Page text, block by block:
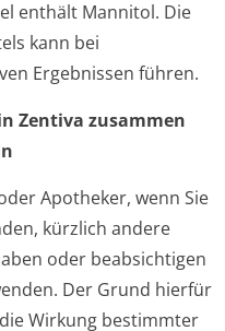
enthält Mannitol. Die
kann bei
Ergebnissen führen.
Zentiva zusammen
Apotheker, wenn Sie
kürzlich andere
oder beabsichtigen
Der Grund hierfür
Wirkung bestimmter